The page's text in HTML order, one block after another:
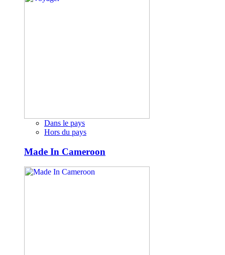
Dans le pays
Hors du pays
Made In Cameroon